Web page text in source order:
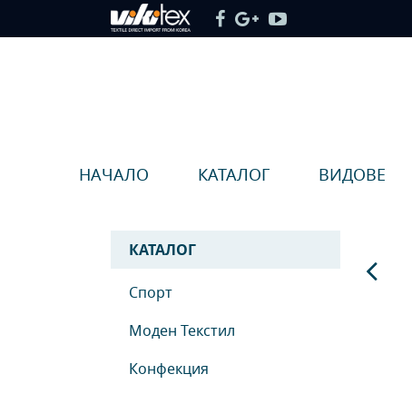
НАЧАЛО КАТАЛОГ ВИДОВЕ
КАТАЛОГ
Спорт
Моден Текстил
Конфекция